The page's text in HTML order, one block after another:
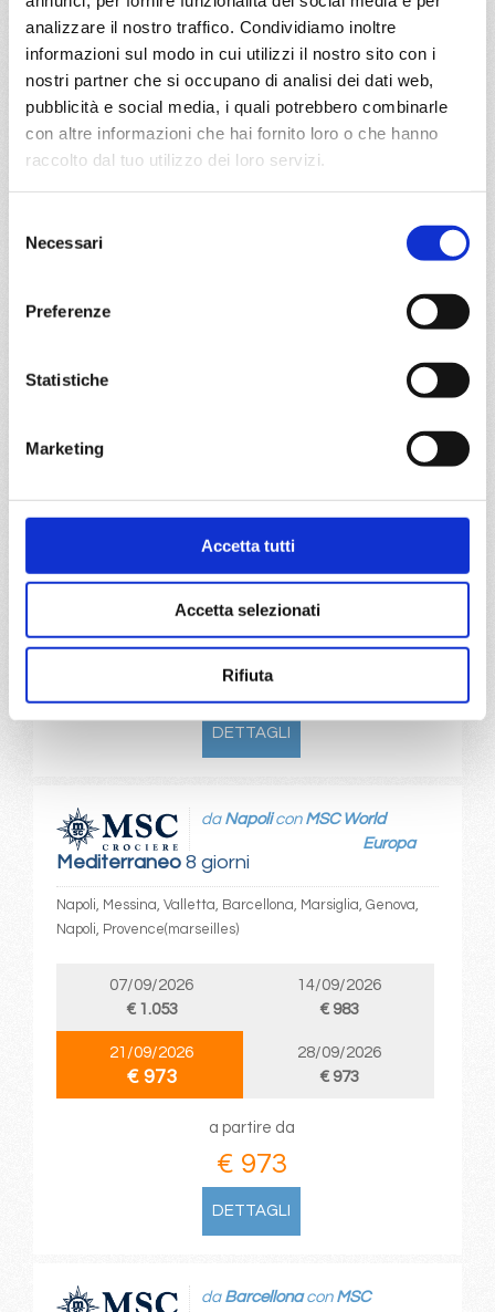
analizzare il nostro traffico. Condividiamo inoltre
informazioni sul modo in cui utilizzi il nostro sito con i
nostri partner che si occupano di analisi dei dati web,
pubblicità e social media, i quali potrebbero combinarle
con altre informazioni che hai fornito loro o che hanno
raccolto dal tuo utilizzo dei loro servizi.
delNecessari
Preferenze
Statistiche
Marketing
Accetta tutti
Accetta selezionati
Rifiuta
04/09/2026
€ 1.053
11/09/2026
€ 983
Mediterraneo
Europa
Genova, Provence(marseilles)
06/09/2026
13/09/2026
20/09/2026
27/09/2026
a partire da
€ 973
DETTAGLI
Mediterraneo8 giorni
da Napolicon MSC World
Europa
Napoli, Messina, Valletta, Barcellona, Marsiglia, Genova,
Napoli, Provence(marseilles)
07/09/2026
€ 1.053
14/09/2026
€ 983
21/09/2026
€ 973
28/09/2026
€ 973
a partire da
€ 973
DETTAGLI
da Barcellonacon MSC